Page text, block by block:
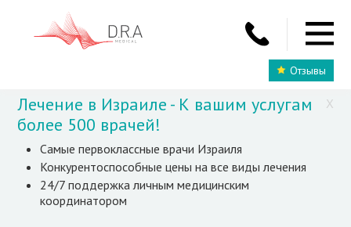
Отзывы
X
Лечение в Израиле - К вашим услугам
более 500 врачей!
Самые первоклассные врачи Израиля
Конкурентоспособные цены на все виды лечения
24/7 поддержка личным медицинским
координатором